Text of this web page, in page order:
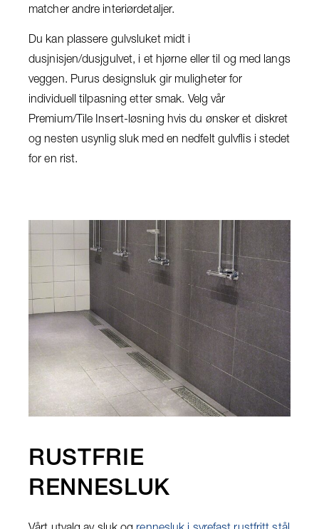
matcher andre interiørdetaljer.
Du kan plassere gulvsluket midt i
dusjnisjen/dusjgulvet, i et hjørne eller til og med langs
veggen. Purus designsluk gir muligheter for
individuell tilpasning etter smak. Velg vår
Premium/Tile Insert-løsning hvis du ønsker et diskret
og nesten usynlig sluk med en nedfelt gulvflis i stedet
for en rist.
RUSTFRIE
RENNESLUK